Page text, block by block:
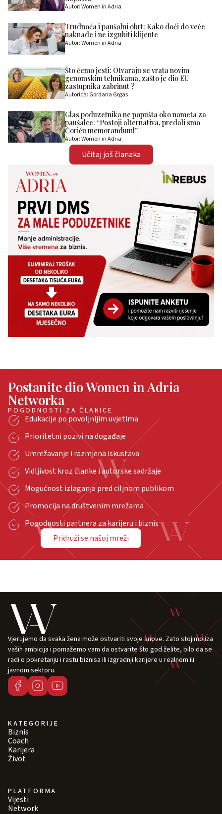
Autor: Women in Adria
Trudnoća i paušalni obrt: Kako doći do veće
naknade i ne izgubiti klijente
Autor: Women in Adria
Što ćemo jesti: Otvaraju se vrata novim
genomskim tehnikama, zašto je dio EU
zastupnika zabrinut ?
Autorica: Gordana Grgas
Glas poduzetnika ne popušta oko nameta za
paušalce: “Postoji alternativa, predali smo
Ćoriću memorandum!”
Autor: Women in Adria
Učitaj još članaka
Postanite dio Women in Adria
Networka
POGODNOSTI ZA ČLANICE
Edukacije po povoljnijim uvjetima
Prioritetni pozivi na događaje
Umrežavanje i razmjena iskustava
Vidljivost kroz članke i autorske sadržaje
Mogućnost izlaganja pred ciljnom publikom
Promocija na društvenim mrežama
Pogodnosti partnera za karijeru i biznis
Pridruži se našoj mreži
Vjerujemo da svaka žena može ostvariti svoje snove. Zato stojimo iza
vaših ambicija i pomažemo vam da ostvarite što god želite, bilo da se
radi o pokretanju i rastu biznisa ili izgradnji karijere u realnom ili
javnom sektoru.
KATEGORIJE
Biznis
Coach
Karijera
Život
PLATFORMA
Vijesti
Network